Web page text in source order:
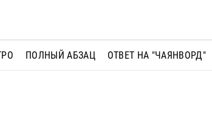
ПОЛНЫЙ АБЗАЦ ОТВЕТ НА "ЧАЯНВОРД"